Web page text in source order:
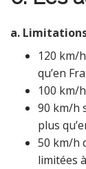
a.
120 km/
qu’en
100 km/
90 km/h
plus
50 km/h
limitées